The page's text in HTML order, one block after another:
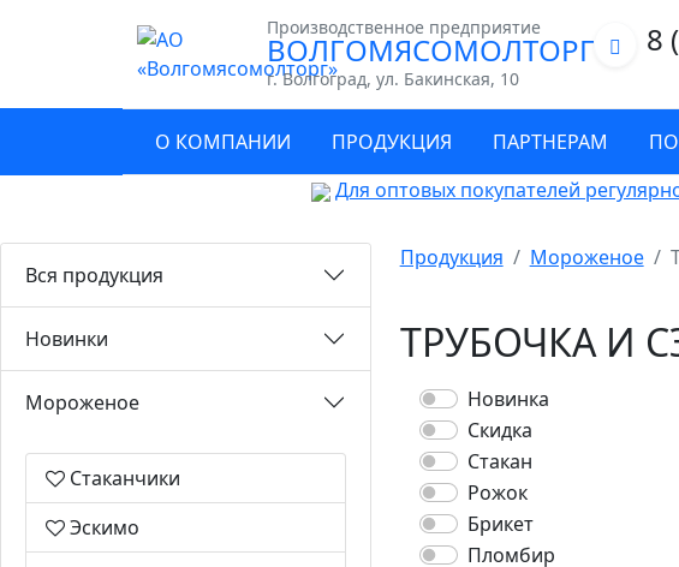
Производственное предприятие
ВОЛГОМЯСОМОЛТОРГ
г. Волгоград, ул. Бакинская, 10
8
О КОМПАНИИ ПРОДУКЦИЯ ПАРТНЕРАМ
Для оптовых покупателей
Вся продукция
Новинки
Мороженое
Стаканчики
Эскимо
Продукция Мороженое
ТРУБОЧКА И
Новинка
Скидка
Стакан
Рожок
Брикет
Пломбир